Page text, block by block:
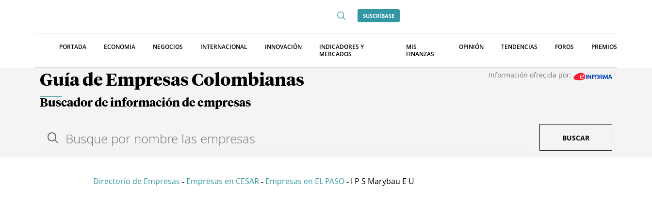
SUSCRÍBASE
PORTADA ECONOMIA NEGOCIOS INTERNACIONAL INNOVACIÓN
INDICADORES Y
MERCADOS
MIS
FINANZAS
OPINIÓN TENDENCIAS FOROS PREMIOS
Guía de Empresas Colombianas Información ofrecida por:
Buscador de información de empresas
BUSCAR
Directorio de Empresas - Empresas en CESAR - Empresas en EL PASO - I P S Marybau E U